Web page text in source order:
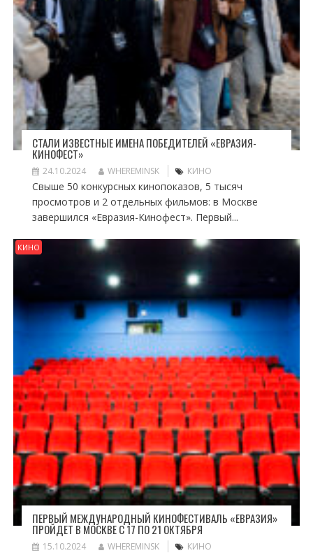
СТАЛИ ИЗВЕСТНЫЕ ИМЕНА ПОБЕДИТЕЛЕЙ «ЕВРАЗИЯ-
КИНОФЕСТ»
24.10.2024 WHEREMINSK КИНО
Свыше 50 конкурсных кинопоказов, 5 тысяч
просмотров и 2 отдельных фильмов: в Москве
завершился «Евразия-Кинофест». Первый...
КИНО
ПЕРВЫЙ МЕЖДУНАРОДНЫЙ КИНОФЕСТИВАЛЬ «ЕВРАЗИЯ»
ПРОЙДЕТ В МОСКВЕ С 17 ПО 21 ОКТЯБРЯ
15.10.2024 WHEREMINSK КИНО